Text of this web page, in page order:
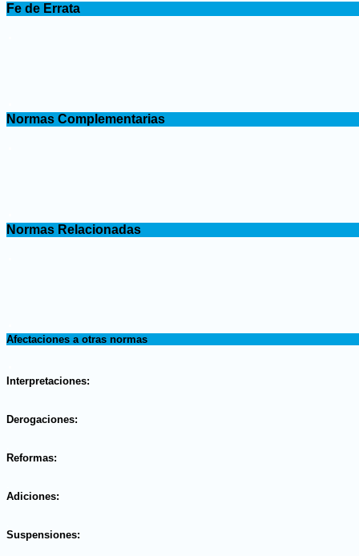
Fe de Errata
Normas Complementarias
Normas Relacionadas
Afectaciones a otras normas
Interpretaciones:
Derogaciones:
Reformas:
Adiciones:
Suspensiones: